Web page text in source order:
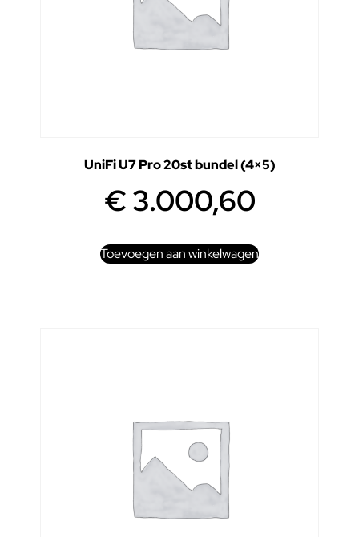
UniFi U7 Pro 20st bundel (4×5)
€3.000,60
Toevoegen aan winkelwagen